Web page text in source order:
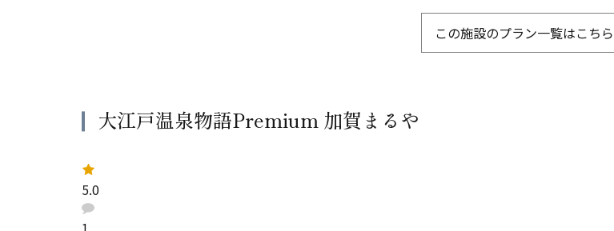
この施設のプラン一覧はこちら
大江戸温泉物語Premium 加賀まるや
レ
ー
ト
：
5.0
口
コ